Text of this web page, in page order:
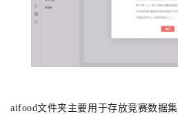
aifood文件夹主要用于存放竞赛数据集